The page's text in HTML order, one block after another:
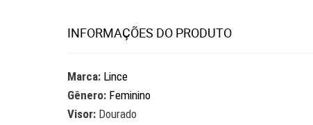
INFORMAÇÕES DO PRODUTO
Marca: Lince
Gênero: Feminino
Visor: Dourado